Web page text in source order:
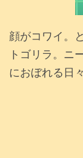
顔がコワイ。
トゴリラ。ニ
におぼれる日